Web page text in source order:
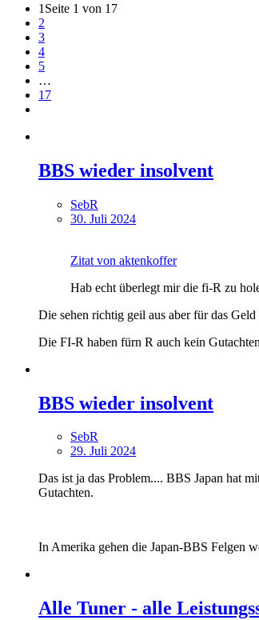
1 Seite 1 von 17
2
3
4
5
…
17
BBS wieder insolvent
SebR
30. Juli 2024
Zitat von aktenkoffer
Hab echt überlegt mir die fi-R zu
Die sehen richtig geil aus aber für das
Die FI-R haben fürn R auch kein
BBS wieder insolvent
SebR
29. Juli 2024
Das ist ja das Problem.... BBS Japan hat
Gutachten.
In Amerika gehen die Japan-BBS Felgen
Alle Tuner - alle